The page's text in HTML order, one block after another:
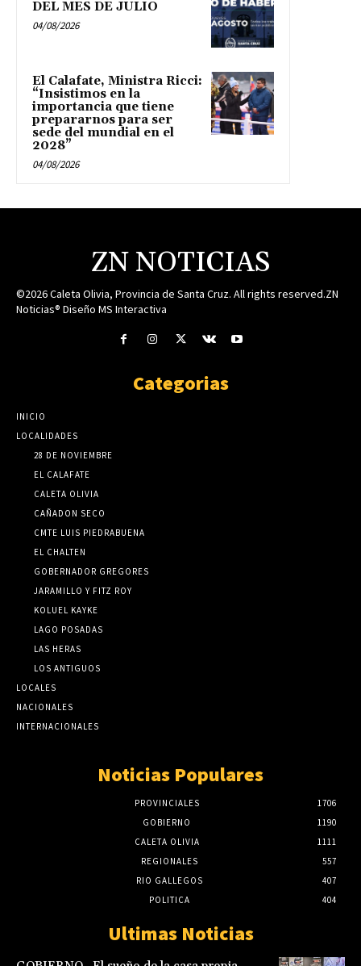
DEL MES DE JULIO
04/08/2026
El Calafate, Ministra Ricci:
“Insistimos en la
importancia que tiene
prepararnos para ser
sede del mundial en el
2028”
04/08/2026
ZN NOTICIAS
©2026 Caleta Olivia, Provincia de Santa Cruz. All rights reserved.ZN
Noticias® Diseño MS Interactiva
Categorias
INICIO
LOCALIDADES
28 DE NOVIEMBRE
EL CALAFATE
CALETA OLIVIA
CAÑADON SECO
CMTE LUIS PIEDRABUENA
EL CHALTEN
GOBERNADOR GREGORES
JARAMILLO Y FITZ ROY
KOLUEL KAYKE
LAGO POSADAS
LAS HERAS
LOS ANTIGUOS
LOCALES
NACIONALES
INTERNACIONALES
Noticias Populares
PROVINCIALES
1706
GOBIERNO
1190
CALETA OLIVIA
1111
REGIONALES
557
RIO GALLEGOS
407
POLITICA
404
Ultimas Noticias